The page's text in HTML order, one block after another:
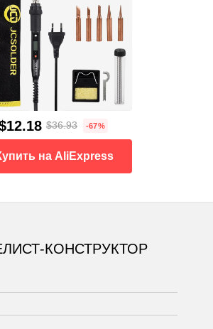
$36.93 -67%
на AliExpress
КОНСТРУКТОР